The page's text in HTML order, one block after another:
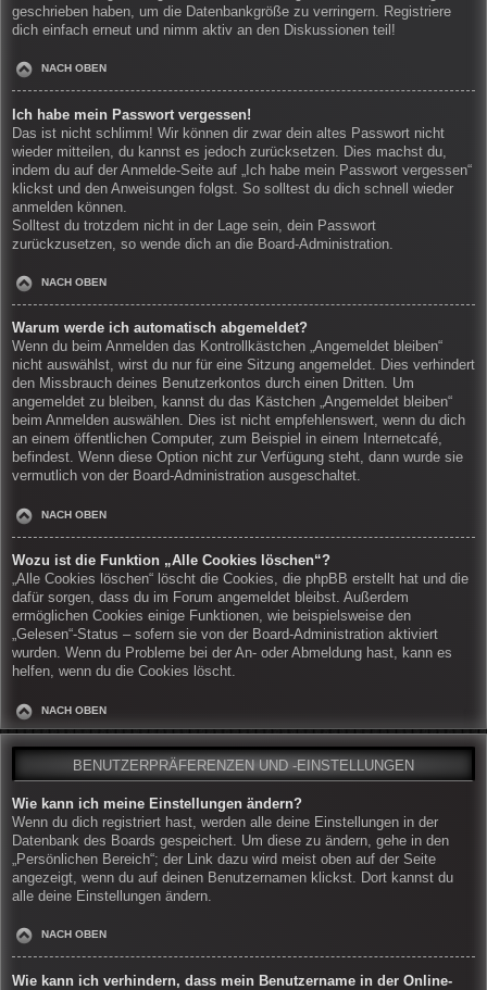
geschrieben haben, um die Datenbankgröße zu verringern. Registriere
dich einfach erneut und nimm aktiv an den Diskussionen teil!
NACH OBEN
Ich habe mein Passwort vergessen!
Das ist nicht schlimm! Wir können dir zwar dein altes Passwort nicht
wieder mitteilen, du kannst es jedoch zurücksetzen. Dies machst du,
indem du auf der Anmelde-Seite auf „Ich habe mein Passwort vergessen“
klickst und den Anweisungen folgst. So solltest du dich schnell wieder
anmelden können.
Solltest du trotzdem nicht in der Lage sein, dein Passwort
zurückzusetzen, so wende dich an die Board-Administration.
NACH OBEN
Warum werde ich automatisch abgemeldet?
Wenn du beim Anmelden das Kontrollkästchen „Angemeldet bleiben“
nicht auswählst, wirst du nur für eine Sitzung angemeldet. Dies verhindert
den Missbrauch deines Benutzerkontos durch einen Dritten. Um
angemeldet zu bleiben, kannst du das Kästchen „Angemeldet bleiben“
beim Anmelden auswählen. Dies ist nicht empfehlenswert, wenn du dich
an einem öffentlichen Computer, zum Beispiel in einem Internetcafé,
befindest. Wenn diese Option nicht zur Verfügung steht, dann wurde sie
vermutlich von der Board-Administration ausgeschaltet.
NACH OBEN
Wozu ist die Funktion „Alle Cookies löschen“?
„Alle Cookies löschen“ löscht die Cookies, die phpBB erstellt hat und die
dafür sorgen, dass du im Forum angemeldet bleibst. Außerdem
ermöglichen Cookies einige Funktionen, wie beispielsweise den
„Gelesen“-Status – sofern sie von der Board-Administration aktiviert
wurden. Wenn du Probleme bei der An- oder Abmeldung hast, kann es
helfen, wenn du die Cookies löscht.
NACH OBEN
BENUTZERPRÄFERENZEN UND -EINSTELLUNGEN
Wie kann ich meine Einstellungen ändern?
Wenn du dich registriert hast, werden alle deine Einstellungen in der
Datenbank des Boards gespeichert. Um diese zu ändern, gehe in den
„Persönlichen Bereich“; der Link dazu wird meist oben auf der Seite
angezeigt, wenn du auf deinen Benutzernamen klickst. Dort kannst du
alle deine Einstellungen ändern.
NACH OBEN
Wie kann ich verhindern, dass mein Benutzername in der Online-